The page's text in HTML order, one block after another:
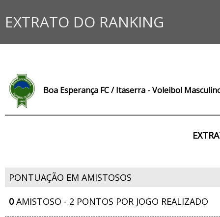
EXTRATO DO RANKING
Boa Esperança FC / Itaserra - Voleibol
PONTUAÇÃO EM AMISTOSOS
0AMISTOSO - 2 PONTOS POR JOGO REALIZADO